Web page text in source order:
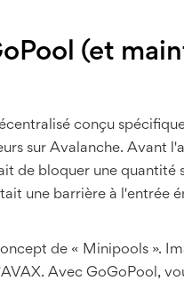
(et
conçu
sur Avalanche. Avant
de bloquer une quantité
une barrière à l'entrée
de « Minipools ».
Avec GoGoPool,